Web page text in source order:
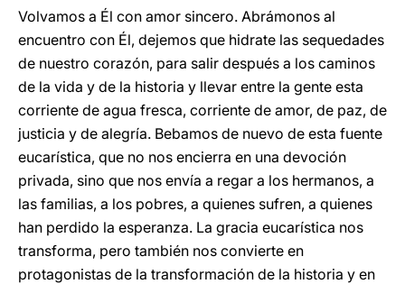
Volvamos a Él con amor sincero. Abrámonos al
encuentro con Él, dejemos que hidrate las sequedades
de nuestro corazón, para salir después a los caminos
de la vida y de la historia y llevar entre la gente esta
corriente de agua fresca, corriente de amor, de paz, de
justicia y de alegría. Bebamos de nuevo de esta fuente
eucarística, que no nos encierra en una devoción
privada, sino que nos envía a regar a los hermanos, a
las familias, a los pobres, a quienes sufren, a quienes
han perdido la esperanza. La gracia eucarística nos
transforma, pero también nos convierte en
protagonistas de la transformación de la historia y en